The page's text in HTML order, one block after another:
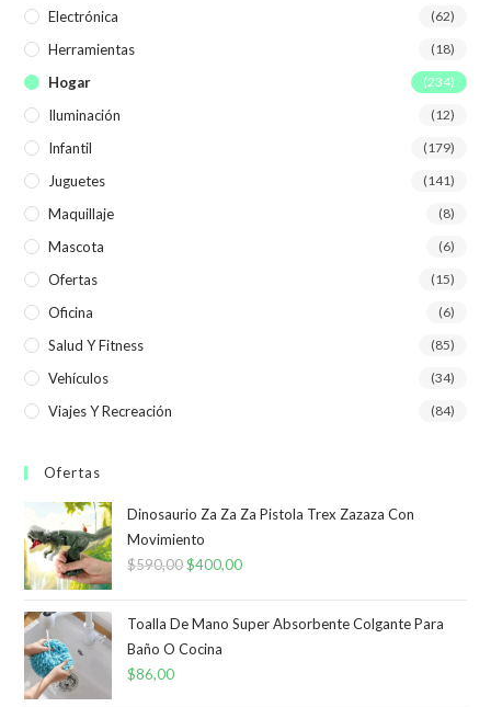
Electrónica (62)
Herramientas (18)
Hogar (234)
Iluminación (12)
Infantil (179)
Juguetes (141)
Maquillaje (8)
Mascota (6)
Ofertas (15)
Oficina (6)
Salud Y Fitness (85)
Vehículos (34)
Viajes Y Recreación (84)
Ofertas
Dinosaurio Za Za Za Pistola Trex Zazaza Con
Movimiento
$590,00El
original
era:
$400,00El
actual
Toalla De Mano Super Absorbente Colgante Para
Baño O Cocina
$86,00